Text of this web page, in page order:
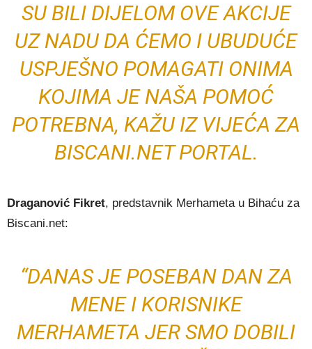
SU BILI DIJELOM OVE AKCIJE
UZ NADU DA ĆEMO I UBUDUĆE
USPJEŠNO POMAGATI ONIMA
KOJIMA JE NAŠA POMOĆ
POTREBNA, KAŽU IZ VIJEĆA ZA
BISCANI.NET PORTAL.
Draganović Fikret, predstavnik Merhameta u Bihaću za
Biscani.net:
“DANAS JE POSEBAN DAN ZA
MENE I KORISNIKE
MERHAMETA JER SMO DOBILI